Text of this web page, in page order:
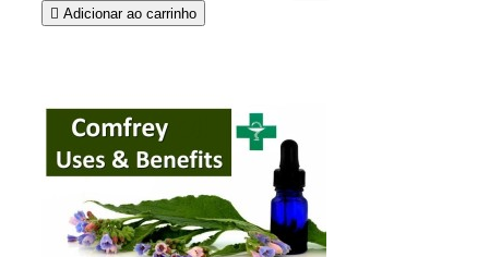
 Adicionar ao carrinho